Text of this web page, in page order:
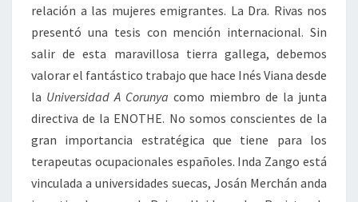
relación a las mujeres emigrantes. La Dra. Rivas nos
presentó una tesis con mención internacional. Sin
salir de esta maravillosa tierra gallega, debemos
valorar el fantástico trabajo que hace Inés Viana desde
la Universidad A Corunya como miembro de la junta
directiva de la ENOTHE. No somos conscientes de la
gran importancia estratégica que tiene para los
terapeutas ocupacionales españoles. Inda Zango está
vinculada a universidades suecas, Josán Merchán anda